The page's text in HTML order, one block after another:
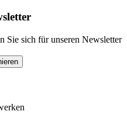
Sie sich für unseren Newsletter